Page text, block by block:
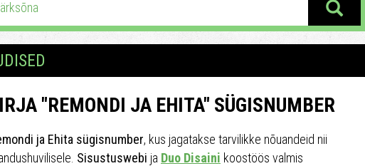
"REMONDI JA EHITA" SÜGISNUMBER
ja Ehita sügisnumber, kus jagatakse tarvilikke nõuandeid nii
Sisustuswebi ja Duo Disaini koostöös valmis